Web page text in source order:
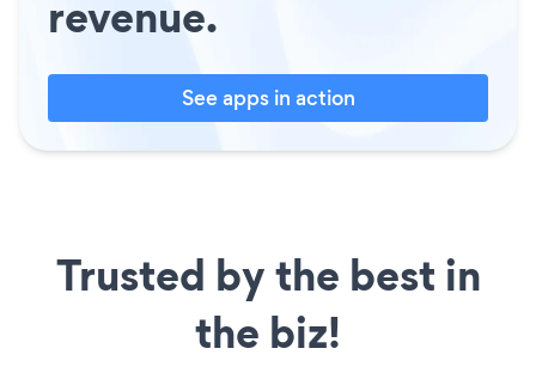
revenue.
See apps in action
Trusted by the best in
the biz!